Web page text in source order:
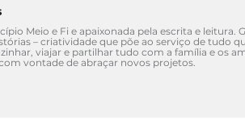
Meio e Fi e apaixonada pela escrita e leitura.
– criatividade que põe ao serviço de tudo
viajar e partilhar tudo com a família e os
vontade de abraçar novos projetos.